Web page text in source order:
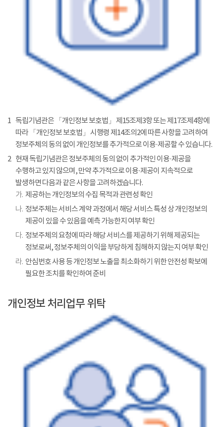
1 독립기념관은 「개인정보 보호법」 제15조제3항 또는 제17조제4항에
따라 「개인정보 보호법」 시행령 제14조의2에 따른 사항을 고려하여
정보주체의 동의 없이 개인정보를 추가적으로 이용·제공할 수 있습니다.
2 현재 독립기념관은 정보주체의 동의 없이 추가적인 이용·제공을
수행하고 있지 않으며, 만약 추가적으로 이용·제공이 지속적으로
발생하면 다음과 같은 사항을 고려하겠습니다.
가. 제공하는 개인정보의 수집 목적과 관련성 확인
나. 정보주체는 서비스 계약 과정에서 해당 서비스 특성 상 개인정보의
제공이 있을 수 있음을 예측 가능한지 여부 확인
다. 정보주체의 요청에 따라 해당 서비스를 제공하기 위해 제공되는
정보로써, 정보주체의 이익을 부당하게 침해하지 않는지 여부 확인
라. 안심번호 사용 등 개인정보 노출을 최소화하기 위한 안전성 확보에
필요한 조치를 확인하여 준비
개인정보 처리업무 위탁